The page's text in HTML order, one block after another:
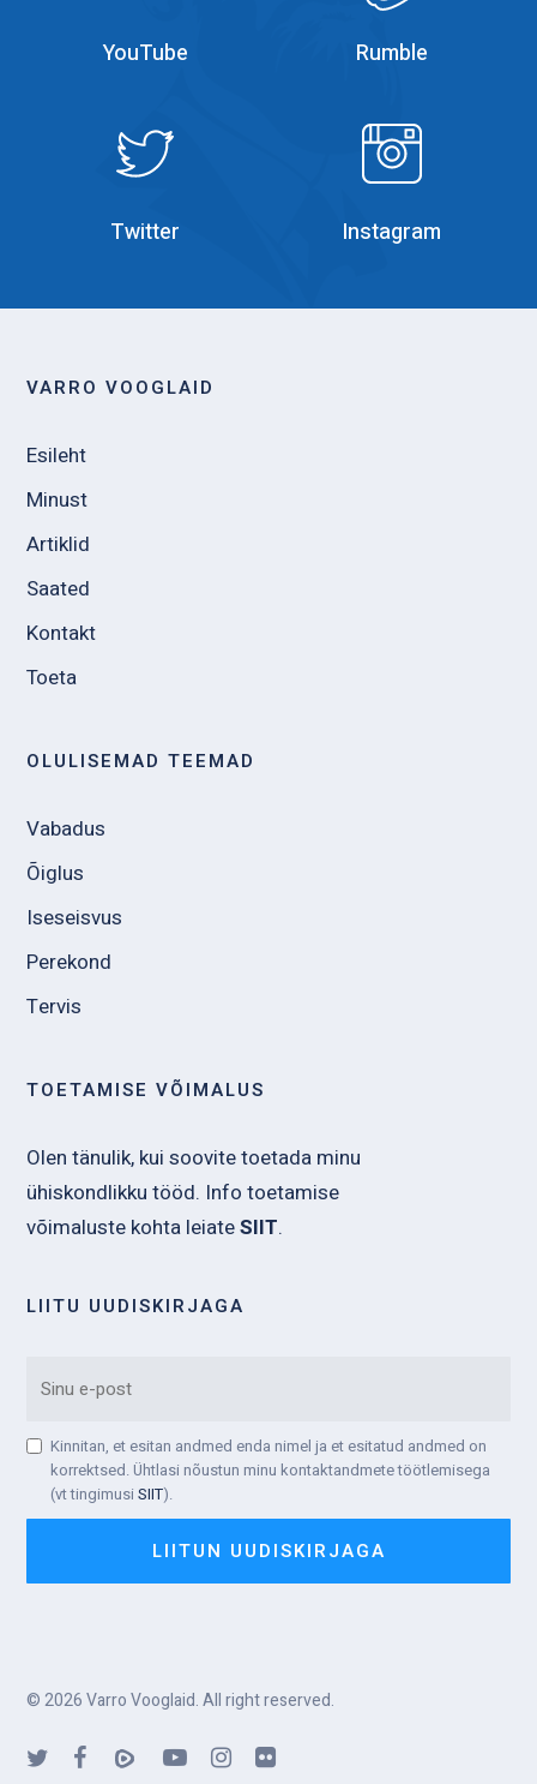
YouTube Rumble
Rumble
Twitter
Instagram
Instagram
VARRO VOOGLAID
Esileht
Minust
Artiklid
Saated
Kontakt
Toeta
OLULISEMAD TEEMAD
Vabadus
Õiglus
Iseseisvus
Perekond
Tervis
TOETAMISE VÕIMALUS
Olen tänulik, kui soovite toetada minu
ühiskondlikku tööd. Info toetamise
võimaluste kohta leiateSIIT.
LIITU UUDISKIRJAGA
TINGIMUSTEGA
NÕUSTUMINE
Kinnitan, et esitan andmed enda nimel ja et esitatud andmed on
korrektsed. Ühtlasi nõustun minu kontaktandmete töötlemisega
(vt tingimusiSIIT).
© 2026 Varro Vooglaid. All right reserved.
twitterfacebook
vimeo youtubeinstagram
flickr